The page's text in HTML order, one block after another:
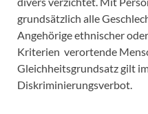
grundsätzlich alle
Angehörige ethnischer
Kriterien verortende
Gleichheitsgrundsatz gilt
Diskriminierungsverbot.